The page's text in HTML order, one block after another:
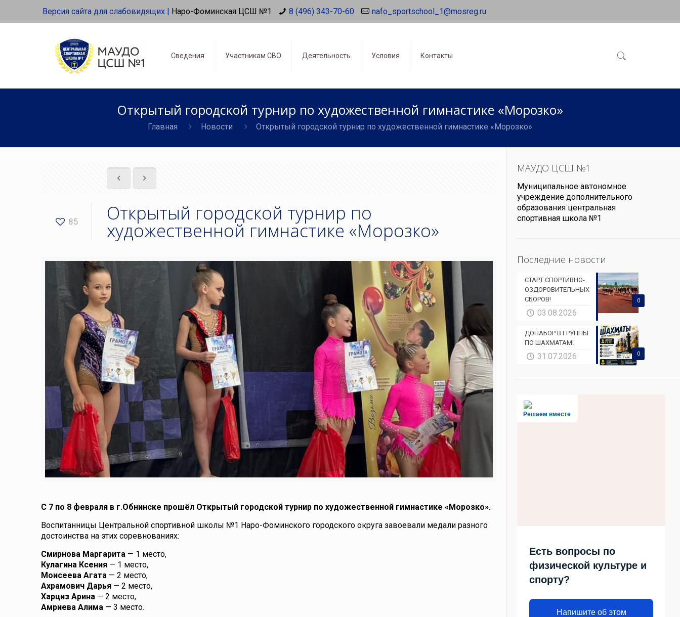
Версия сайта для слабовидящих | Наро-Фоминская ЦСШ №1 8 (496) 343-70-60 nafo_sportschool_1@mosreg.ru
Сведения Участникам СВО Деятельность Условия Контакты
Открытый городской турнир по художественной гимнастике «Морозко»
Главная Новости Открытый городской турнир по художественной гимнастике «Морозко»
85 Открытый городской турнир по
художественной гимнастике «Морозко»
С 7 по 8 февраля в г.Обнинске прошёл Открытый городской турнир по художественной гимнастике «Морозко».
Воспитанницы Центральной спортивной школы №1 Наро-Фоминского городского округа завоевали медали разного
достоинства на этих соревнованиях:
Смирнова Маргарита — 1 место,
Кулагина Ксения — 1 место,
Моисеева Агата — 2 место,
Ахрамович Дарья — 2 место,
Харциз Арина — 2 место,
Амриева Алима — 3 место.
МАУДО ЦСШ №1
Муниципальное автономное
учреждение дополнительного
образования центральная
спортивная школа №1
Последние новости
0
СТАРТ СПОРТИВНО-
ОЗДОРОВИТЕЛЬНЫХ
СБОРОВ!
03.08.2026
0
ДОНАБОР В ГРУППЫ
ПО ШАХМАТАМ!
31.07.2026
Решаем вместе
Есть вопросы по
физической культуре и
спорту?
Напишите об этом